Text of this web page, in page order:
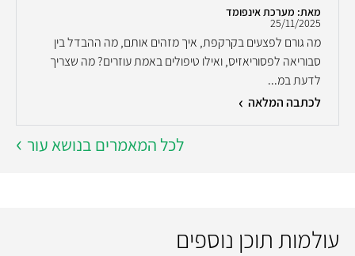
מאת: מערכת אינפומד
25/11/2025
מה גורם לפצעים בקרקפת, איך מזהים אותם, מה ההבדל בין
סבוריאה לפסוריאזיס, ואילו טיפולים באמת עוזרים? מה שצריך
לדעת במ...
לכתבה המלאה
לכל המאמרים בנושא עור
עולמות תוכן נוספים